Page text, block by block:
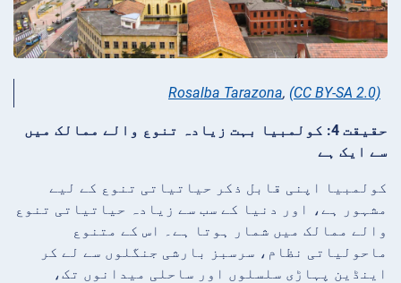
Rosalba Tarazona, (CC BY-SA 2.0)
حقیقت 4: کولمبیا بہت زیادہ تنوع والے ممالک میں
سے ایک ہے
کولمبیا اپنی قابل ذکر حیاتیاتی تنوع کے لیے
مشہور ہے، اور دنیا کے سب سے زیادہ حیاتیاتی تنوع
والے ممالک میں شمار ہوتا ہے۔ اس کے متنوع
ماحولیاتی نظام، سرسبز بارشی جنگلوں سے لے کر
اینڈین پہاڑی سلسلوں اور ساحلی میدانوں تک،